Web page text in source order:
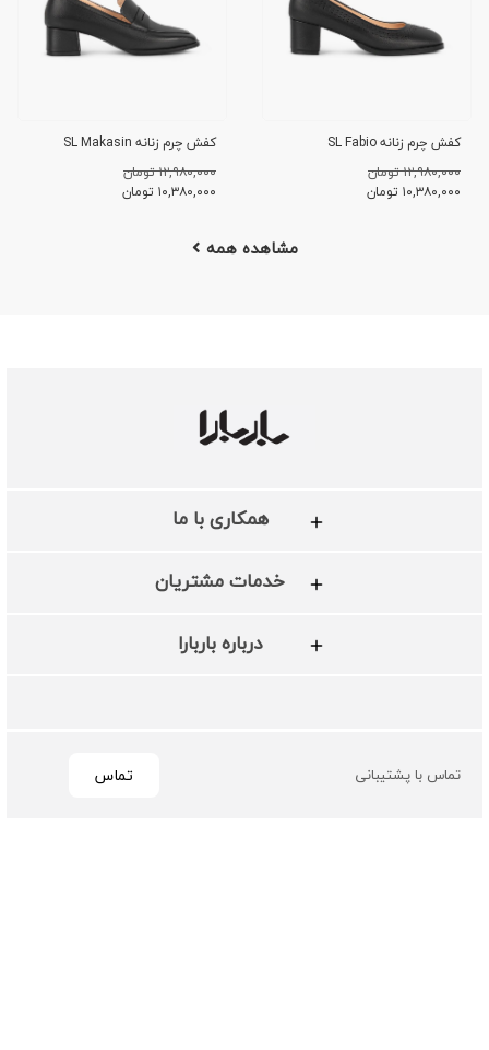
کفش چرم زنانه SL Fabio
۱۲,۹۸۰,۰۰۰ تومان
۱۰,۳۸۰,۰۰۰ تومان
کفش چرم زنانه SL Makasin
۱۲,۹۸۰,۰۰۰ تومان
۱۰,۳۸۰,۰۰۰ تومان
مشاهده همه
همکاری با ما
خدمات مشتریان
درباره باربارا
تماس با پشتیبانی تماس